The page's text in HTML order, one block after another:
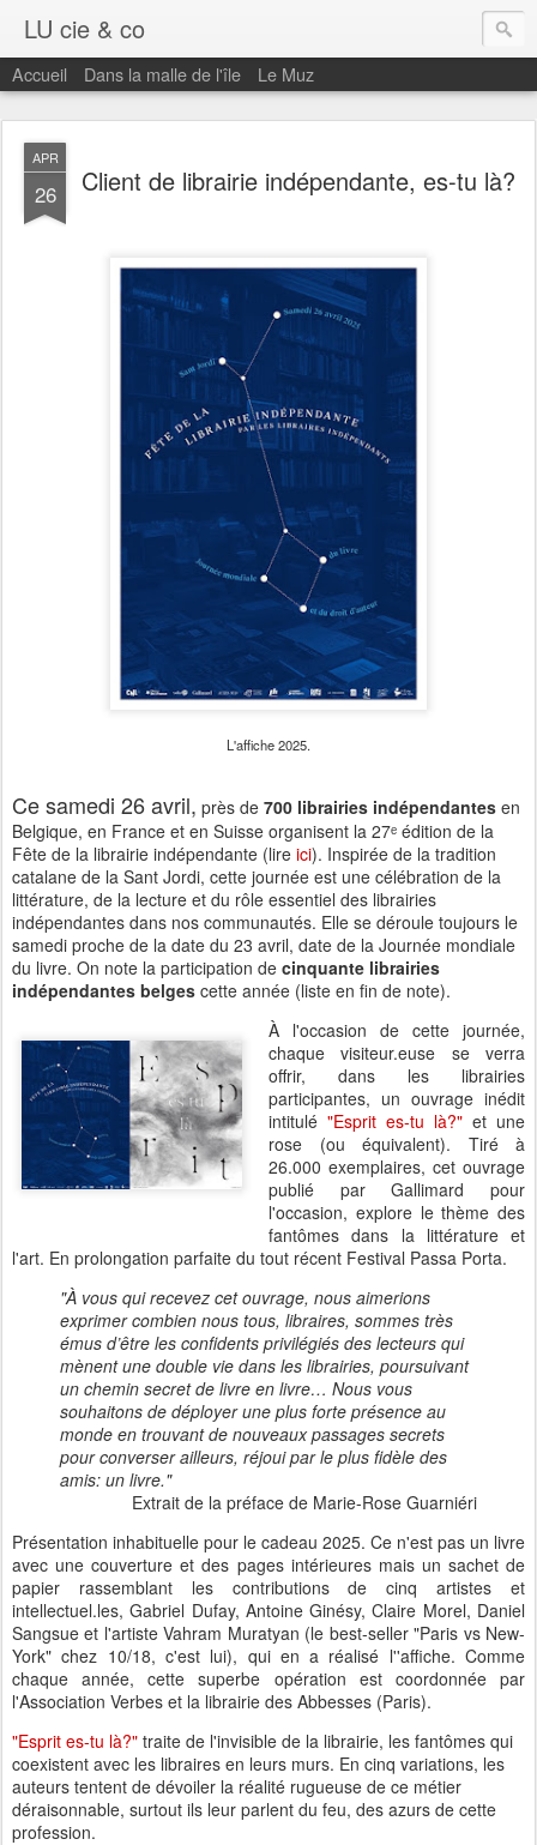
LU cie & co
Accueil Dans la malle de l'île Le Muz
APR
26 Client de librairie indépendante, es-tu là?
L'affiche 2025.
Ce samedi 26 avril, près de 700 librairies indépendantes en
Belgique, en France et en Suisse organisent la 27ᵉ édition de la
Fête de la librairie indépendante (lire ici). Inspirée de la tradition
catalane de la Sant Jordi, cette journée est une célébration de la
littérature, de la lecture et du rôle essentiel des librairies
indépendantes dans nos communautés. Elle se déroule toujours le
samedi proche de la date du 23 avril, date de la Journée mondiale
du livre. On note la participation de cinquante librairies
indépendantes belges cette année (liste en fin de note).
À l'occasion de cette journée,
chaque visiteur.euse se verra
offrir, dans les librairies
participantes, un ouvrage inédit
intitulé "Esprit es-tu là?" et une
rose (ou équivalent). Tiré à
26.000 exemplaires, cet ouvrage
publié par Gallimard pour
l'occasion, explore le thème des
fantômes dans la littérature et
l'art. En prolongation parfaite du tout récent Festival Passa Porta.
"À vous qui recevez cet ouvrage, nous aimerions
exprimer combien nous tous, libraires, sommes très
émus d’être les confidents privilégiés des lecteurs qui
mènent une double vie dans les librairies, poursuivant
un chemin secret de livre en livre… Nous vous
souhaitons de déployer une plus forte présence au
monde en trouvant de nouveaux passages secrets
pour converser ailleurs, réjoui par le plus fidèle des
amis: un livre."
Extrait de la préface de Marie-Rose Guarniéri
Présentation inhabituelle pour le cadeau 2025. Ce n'est pas un livre
avec une couverture et des pages intérieures mais un sachet de
papier rassemblant les contributions de cinq artistes et
intellectuel.les, Gabriel Dufay, Antoine Ginésy, Claire Morel, Daniel
Sangsue et l'artiste Vahram Muratyan (le best-seller "Paris vs New-
York" chez 10/18, c'est lui), qui en a réalisé l''affiche. Comme
chaque année, cette superbe opération est coordonnée par
l'Association Verbes et la librairie des Abbesses (Paris).
"Esprit es-tu là?" traite de l'invisible de la librairie, les fantômes qui
coexistent avec les libraires en leurs murs. En cinq variations, les
auteurs tentent de dévoiler la réalité rugueuse de ce métier
déraisonnable, surtout ils leur parlent du feu, des azurs de cette
profession.